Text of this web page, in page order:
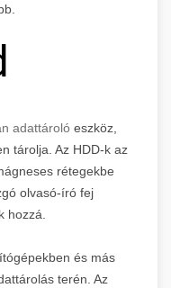
adattároló eszköz,
tárolja. Az HDD-k az
rétegekbe
olvasó-író fej
hozzá.
és más
terén. Az